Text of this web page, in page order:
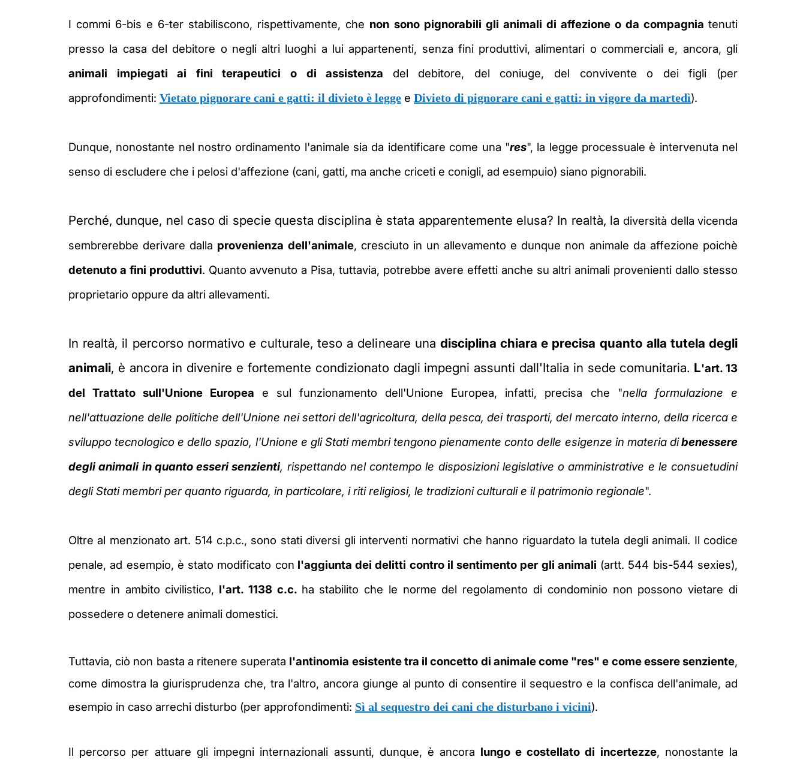
I commi 6-bis e 6-ter stabiliscono, rispettivamente, che non sono pignorabili gli animali di affezione o da compagniatenuti
presso la casa del debitore o negli altri luoghi a lui appartenenti, senza fini produttivi, alimentari o commerciali e, ancora, gli
animali impiegati ai fini terapeutici o di assistenza del debitore, del coniuge, del convivente o dei figli (per
approfondimenti: Vietato pignorare cani e gatti: il divieto è legge e Divieto di pignorare cani e gatti: in vigore da martedì).
Dunque, nonostante nel nostro ordinamento l'animale sia da identificare come una "res", la legge processuale è intervenuta nel
senso di escludere che i pelosi d'affezione (cani, gatti, ma anche criceti e conigli, ad esempuio) siano pignorabili.
Perché, dunque, nel caso di specie questa disciplina è stata apparentemente elusa? In realtà, la diversità della vicenda
sembrerebbe derivare dalla provenienza dell'animale, cresciuto in un allevamento e dunque non animale da affezione poichè
detenuto a fini produttivi. Quanto avvenuto a Pisa, tuttavia, potrebbe avere effetti anche su altri animali provenienti dallo stesso
proprietario oppure da altri allevamenti.
In realtà, il percorso normativo e culturale, teso a delineare una disciplina chiara e precisa quanto alla tutela degli
animali, è ancora in divenire e fortemente condizionato dagli impegni assunti dall'Italia in sede comunitaria. L'art. 13
del Trattato sull'Unione Europea e sul funzionamento dell'Unione Europea, infatti, precisa che "nella formulazione e
nell'attuazione delle politiche dell'Unione nei settori dell'agricoltura, della pesca, dei trasporti, del mercato interno, della ricerca e
sviluppo tecnologico e dello spazio, l'Unione e gli Stati membri tengono pienamente conto delle esigenze in materia dibenessere
degli animali in quanto esseri senzienti, rispettando nel contempo le disposizioni legislative o amministrative e le consuetudini
degli Stati membri per quanto riguarda, in particolare, i riti religiosi, le tradizioni culturali e il patrimonio regionale".
Oltre al menzionato art. 514 c.p.c., sono stati diversi gli interventi normativi che hanno riguardato la tutela degli animali. Il codice
penale, ad esempio, è stato modificato con l'aggiunta dei delitti contro il sentimento per gli animali (artt. 544 bis-544 sexies),
mentre in ambito civilistico, l'art. 1138 c.c. ha stabilito che le norme del regolamento di condominio non possono vietare di
possedere o detenere animali domestici.
Tuttavia, ciò non basta a ritenere superata l'antinomia esistente tra il concetto di animale come "res" e come essere senziente,
come dimostra la giurisprudenza che, tra l'altro, ancora giunge al punto di consentire il sequestro e la confisca dell'animale, ad
esempio in caso arrechi disturbo (per approfondimenti: Sì al sequestro dei cani che disturbano i vicini).
Il percorso per attuare gli impegni internazionali assunti, dunque, è ancora lungo e costellato di incertezze, nonostante la